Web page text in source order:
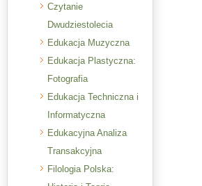
Czytanie
Dwudziestolecia
Edukacja Muzyczna
Edukacja Plastyczna:
Fotografia
Edukacja Techniczna i
Informatyczna
Edukacyjna Analiza
Transakcyjna
Filologia Polska: